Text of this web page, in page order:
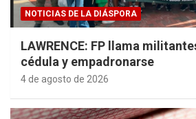
NOTICIAS DE LA DIÁSPORA
LAWRENCE: FP llama
cédula y empadronarse
4 de agosto de 2026